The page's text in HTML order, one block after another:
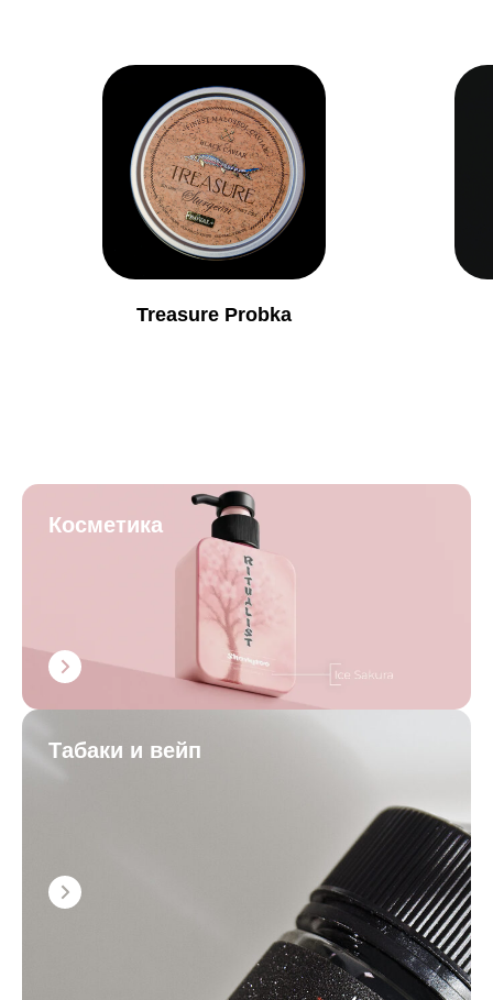
Treasure Probka
Косметика
Табаки и вейп